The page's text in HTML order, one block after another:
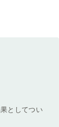
としてつい